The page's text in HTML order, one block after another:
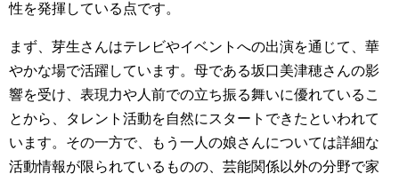
性を発揮している点です。
まず、芽生さんはテレビやイベントへの出演を通じて、華
やかな場で活躍しています。母である坂口美津穂さんの影
響を受け、表現力や人前での立ち振る舞いに優れているこ
とから、タレント活動を自然にスタートできたといわれて
います。その一方で、もう一人の娘さんについては詳細な
活動情報が限られているものの、芸能関係以外の分野で家